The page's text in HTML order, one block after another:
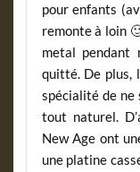
pour enfants
remonte à loin
metal pendant
quitté. De plus,
spécialité de ne
tout naturel.
New Age ont
une platine